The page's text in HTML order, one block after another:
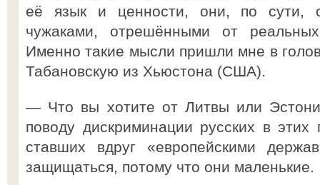
её язык и ценности, они, по сути,
чужаками, отрешёнными от
Именно такие мысли пришли мне в
Табановскую из Хьюстона (США).
— Что вы хотите от Литвы или
поводу дискриминации русских в этих
ставших вдруг «европейскими
защищаться, потому что они маленькие.